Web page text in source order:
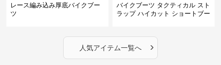
レース編み込み厚底バイクブー
ツ
バイクブーツ タクティカル スト
ラップ ハイカット ショートブー
人気アイテム一覧へ ›